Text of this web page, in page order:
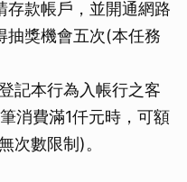
存款帳戶，並開通網路
抽獎機會五次(本任務
記本行為入帳行之客
消費滿1仟元時，可額
次數限制)。